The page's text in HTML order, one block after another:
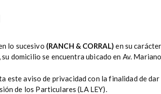
lo sucesivo (RANCH & CORRAL)en su
domicilio se encuentra ubicado en Av.
este aviso de privacidad con la finalidad de
de los Particulares (LA LEY).